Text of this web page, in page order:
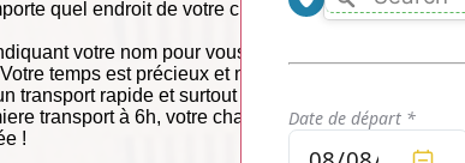
quel endroit de votre choix jusqu'à la destination
votre nom pour vous permettre de le repérer
temps est précieux et nous le savons, profitez de
transport rapide et surtout disponible de jour comme
transport à 6h, votre chauffeur vous récupère dès
!